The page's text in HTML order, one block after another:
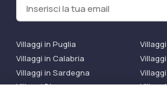
Villaggi in Puglia
Villaggi in Calabria
Villaggi in Sardegna
Villaggi Bluserena